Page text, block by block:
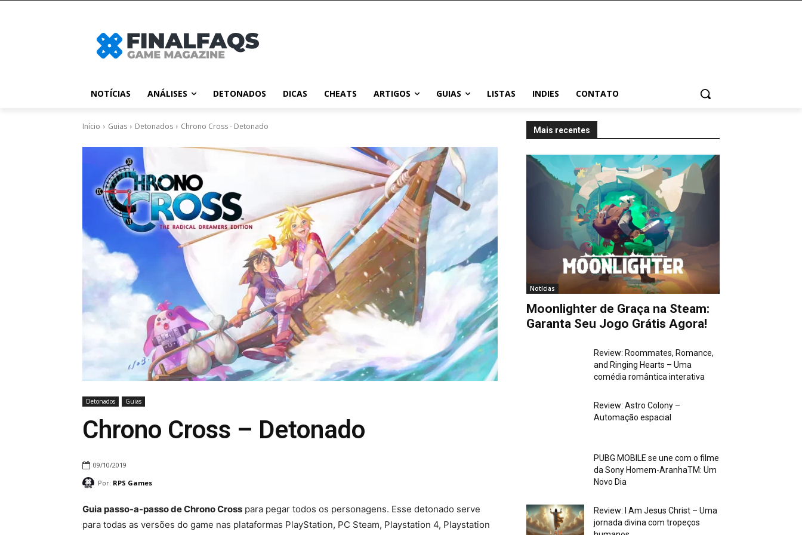
NOTÍCIAS ANÁLISES DETONADOS DICAS CHEATS ARTIGOS GUIAS LISTAS INDIES CONTATO
Início Guias Detonados Chrono Cross - Detonado
Detonados Guias
Chrono Cross – Detonado
09/10/2019
Por: RPS Games
Guia passo-a-passo de Chrono Cross para pegar todos os personagens. Esse detonado serve
para todas as versões do game nas plataformas PlayStation, PC Steam, Playstation 4, Playstation
Mais recentes
Notícias
Moonlighter de Graça na Steam:
Garanta Seu Jogo Grátis Agora!
Review: Roommates, Romance,
and Ringing Hearts – Uma
comédia romântica interativa
Review: Astro Colony –
Automação espacial
PUBG MOBILE se une com o filme
da Sony Homem-AranhaTM: Um
Novo Dia
Review: I Am Jesus Christ – Uma
jornada divina com tropeços